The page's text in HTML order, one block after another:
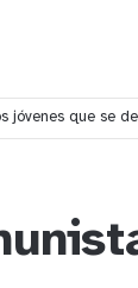
jóvenes que se